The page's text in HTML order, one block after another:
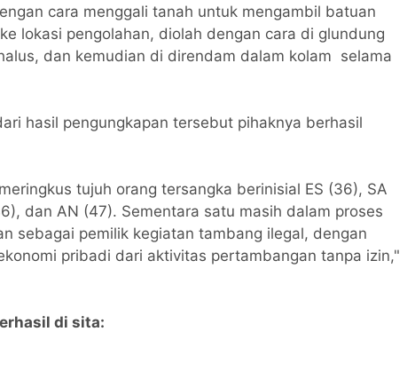
cara menggali tanah untuk mengambil batuan
lokasi pengolahan, diolah dengan cara di glundung
dan kemudian di direndam dalam kolam selama
hasil pengungkapan tersebut pihaknya berhasil
tujuh orang tersangka berinisial ES (36), SA
dan AN (47). Sementara satu masih dalam proses
sebagai pemilik kegiatan tambang ilegal, dengan
pribadi dari aktivitas pertambangan tanpa izin,"
di sita: